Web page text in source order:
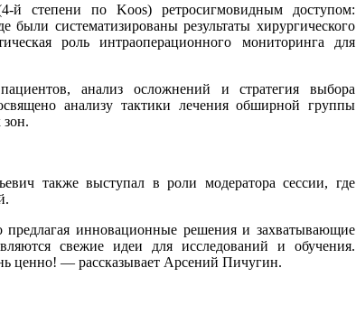
й степени по Koos) ретросигмовидным доступом:
были систематизированы результаты хирургического
роль интраоперационного мониторинга для
анализ осложнений и стратегия выбора
анализу тактики лечения обширной группы
также выступал в роли модератора сессии, где
инновационные решения и захватывающие
свежие идеи для исследований и обучения.
ценно! — рассказывает Арсений Пичугин.